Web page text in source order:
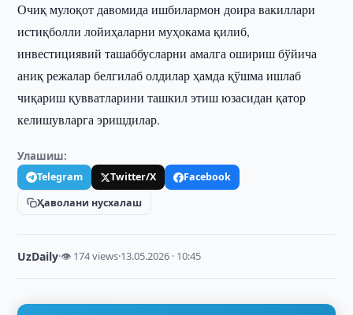
Очиқ мулоқот давомида ишбилармон доира вакиллари
истиқболли лойиҳаларни муҳокама қилиб,
инвестициявий ташаббусларни амалга ошириш бўйича
аниқ режалар белгилаб олдилар ҳамда қўшма ишлаб
чиқариш қувватларини ташкил этиш юзасидан қатор
келишувларга эришдилар.
Улашиш:
Telegram Twitter/X
Facebook
Ҳаволани нусхалаш
UzDaily·👁 174 views·13.05.2026 · 10:45